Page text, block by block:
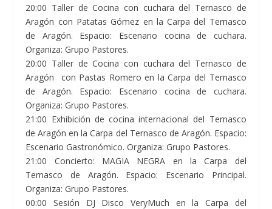
20:00 Taller de Cocina con cuchara del Ternasco de
Aragón con Patatas Gómez en la Carpa del Ternasco
de Aragón. Espacio: Escenario cocina de cuchara.
Organiza: Grupo Pastores.
20:00 Taller de Cocina con cuchara del Ternasco de
Aragón con Pastas Romero en la Carpa del Ternasco
de Aragón. Espacio: Escenario cocina de cuchara.
Organiza: Grupo Pastores.
21:00 Exhibición de cocina internacional del Ternasco
de Aragón en la Carpa del Ternasco de Aragón. Espacio:
Escenario Gastronómico. Organiza: Grupo Pastores.
21:00 Concierto: MAGIA NEGRA en la Carpa del
Ternasco de Aragón. Espacio: Escenario Principal.
Organiza: Grupo Pastores.
00:00 Sesión DJ Disco VeryMuch en la Carpa del